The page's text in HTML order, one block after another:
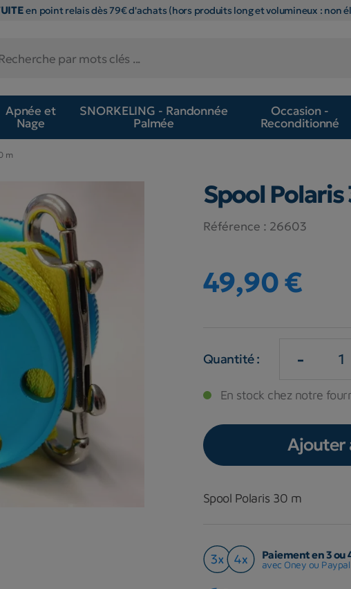
en point relais dès 79€ d'achats (hors produits long et volumineux : non
Apnée et
Nage
SNORKELING - Randonnée
Palmée
Occasion -
Reconditionné
m
Spool Polaris
Référence : 26603
49,90 €
Quantité : -
En stock chez notre
Ajouter
Spool Polaris 30 m
Paiement en 3 ou
avec Oney ou Paypal